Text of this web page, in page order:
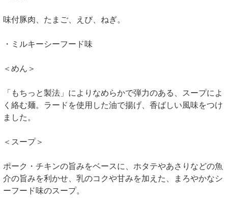
味付豚肉、たまご、えび、ねぎ。
・ミルキーシーフード味
＜めん＞
「もちっと製法」によりなめらかで弾力のある、スープによ
く絡む麺。ラードを使用した油で揚げ、香ばしい風味をつけ
ました。
＜スープ＞
ポーク・チキンの旨みをベースに、ホタテやあさりなどの魚
介の旨みを利かせ、乳のコクや甘みを加えた、まろやかなシ
ーフード味のスープ。